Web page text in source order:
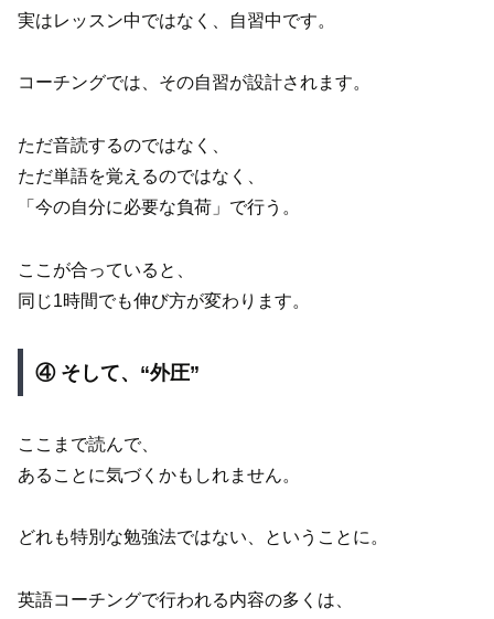
実はレッスン中ではなく、自習中です。
コーチングでは、その自習が設計されます。
ただ音読するのではなく、
ただ単語を覚えるのではなく、
「今の自分に必要な負荷」で行う。
ここが合っていると、
同じ1時間でも伸び方が変わります。
④ そして、“外圧”
ここまで読んで、
あることに気づくかもしれません。
どれも特別な勉強法ではない、ということに。
英語コーチングで行われる内容の多くは、